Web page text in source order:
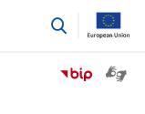
przejdź
Przejdź